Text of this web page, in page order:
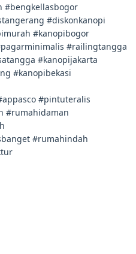
#bengkellasbogor
#diskonkanopi
#kanopibogor
#railingtangga
#kanopijakarta
#kanopibekasi
#pintuteralis
#rumahidaman
#rumahindah